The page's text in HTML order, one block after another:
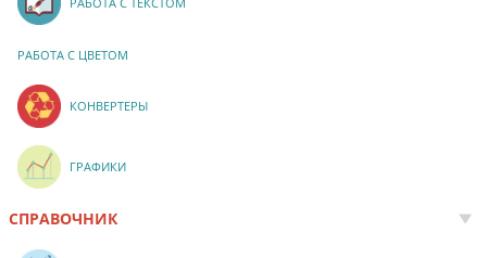
РАБОТА С ЦВЕТОМ
КОНВЕРТЕРЫ
ГРАФИКИ
СПРАВОЧНИК